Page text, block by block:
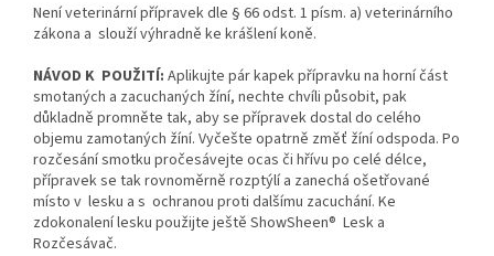
Není veterinární přípravek dle § 66 odst. 1 písm. a) veterinárního
zákona a slouží výhradně ke krášlení koně.
NÁVOD K POUŽITÍ: Aplikujte pár kapek přípravku na horní část
smotaných a zacuchaných žíní, nechte chvíli působit, pak
důkladně promněte tak, aby se přípravek dostal do celého
objemu zamotaných žíní. Vyčešte opatrně změť žíní odspoda. Po
rozčesání smotku pročesávejte ocas či hřívu po celé délce,
přípravek se tak rovnoměrně rozptýlí a zanechá ošetřované
místo v lesku a s ochranou proti dalšímu zacuchání. Ke
zdokonalení lesku použijte ještě ShowSheen® Lesk a
Rozčesávač.